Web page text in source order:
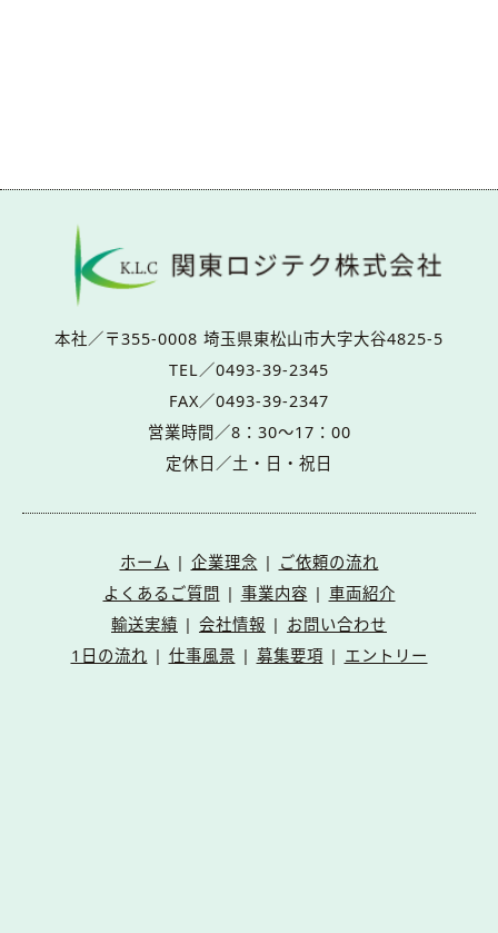
本社／〒355-0008 埼玉県東松山市大字大谷4825-5
TEL／0493-39-2345
FAX／0493-39-2347
営業時間／8：30～17：00
定休日／土・日・祝日
ホーム | 企業理念 | ご依頼の流れ
よくあるご質問 | 事業内容 | 車両紹介
輸送実績 | 会社情報 | お問い合わせ
1日の流れ | 仕事風景 | 募集要項 | エントリー